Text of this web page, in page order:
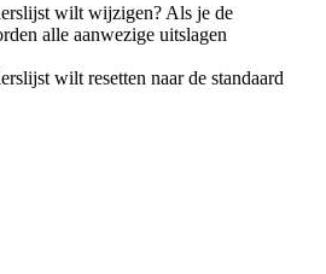
wilt wijzigen? Als je de
alle aanwezige uitslagen
wilt resetten naar de standaard